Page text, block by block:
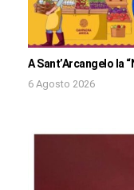
A Sant’Arcangelo la
6 Agosto 2026